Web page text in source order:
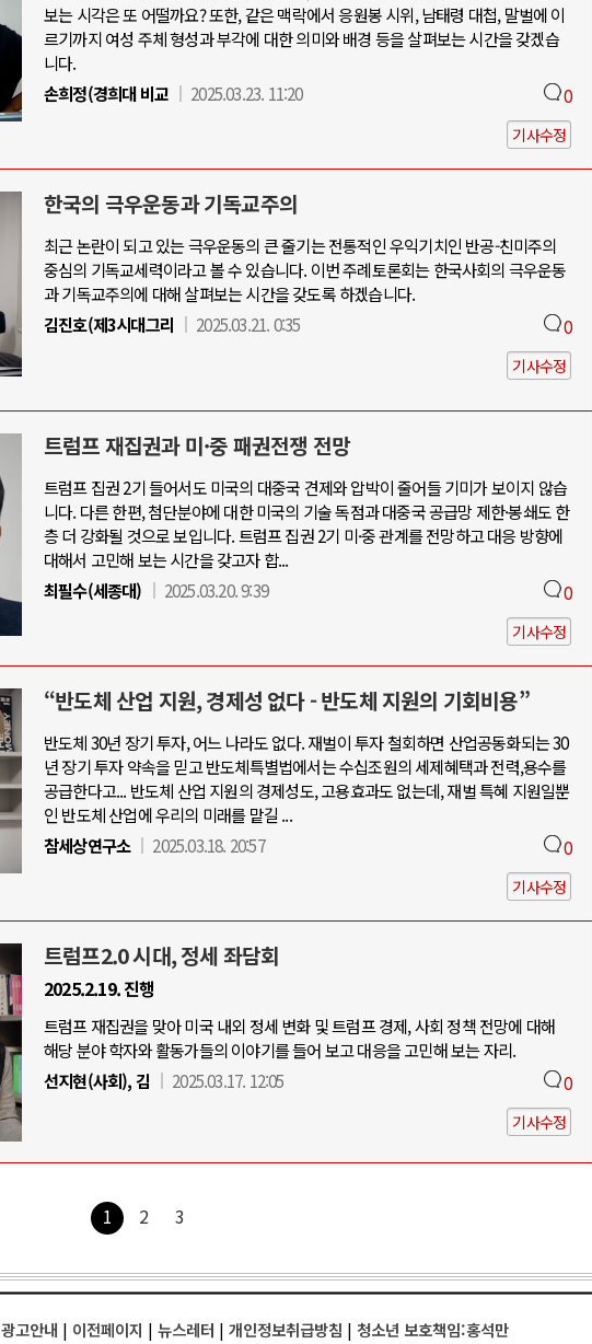
보는 시각은 또 어떨까요? 또한, 같은 맥락에서 응원봉 시위, 남태령 대첩, 말벌에 이
르기까지 여성 주체 형성과 부각에 대한 의미와 배경 등을 살펴보는 시간을 갖겠습
니다.
손희정(경희대 비교
2025.03.23. 11:20 0
기사수정
한국의 극우운동과 기독교주의
최근 논란이 되고 있는 극우운동의 큰 줄기는 전통적인 우익기치인 반공-친미주의
중심의 기독교세력이라고 볼 수 있습니다. 이번 주례토론회는 한국사회의 극우운동
과 기독교주의에 대해 살펴보는 시간을 갖도록 하겠습니다.
김진호(제3시대그리
2025.03.21. 0:35 0
기사수정
트럼프 재집권과 미·중 패권전쟁 전망
트럼프 집권 2기 들어서도 미국의 대중국 견제와 압박이 줄어들 기미가 보이지 않습
니다. 다른 한편, 첨단분야에 대한 미국의 기술 독점과 대중국 공급망 제한·봉쇄도 한
층 더 강화될 것으로 보입니다. 트럼프 집권 2기 미·중 관계를 전망하고 대응 방향에
대해서 고민해 보는 시간을 갖고자 합...
최필수(세종대)
2025.03.20. 9:39 0
기사수정
“반도체 산업 지원, 경제성 없다 - 반도체 지원의 기회비용”
반도체 30년 장기 투자, 어느 나라도 없다. 재벌이 투자 철회하면 산업공동화되는 30
년 장기 투자 약속을 믿고 반도체특별법에서는 수십조원의 세제혜택과 전력,용수를
공급한다고... 반도체 산업 지원의 경제성도, 고용효과도 없는데, 재벌 특혜 지원일뿐
인 반도체 산업에 우리의 미래를 맡길 ...
참세상연구소
2025.03.18. 20:57 0
기사수정
트럼프2.0 시대, 정세 좌담회
2025.2.19. 진행
트럼프 재집권을 맞아 미국 내외 정세 변화 및 트럼프 경제, 사회 정책 전망에 대해
해당 분야 학자와 활동가들의 이야기를 들어 보고 대응을 고민해 보는 자리.
선지현(사회), 김
2025.03.17. 12:05 0
기사수정
1 2 3
광고안내 | 이전페이지 | 뉴스레터 | 개인정보취급방침 | 청소년 보호책임:홍석만